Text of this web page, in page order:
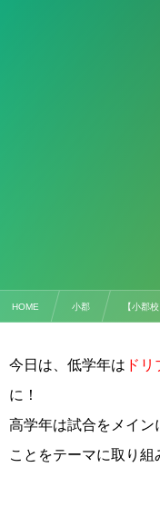
HOME 小郡 【小郡
今日は、低学年は ドリ
に！
高学年は試合をメイン
こと をテーマに取り組